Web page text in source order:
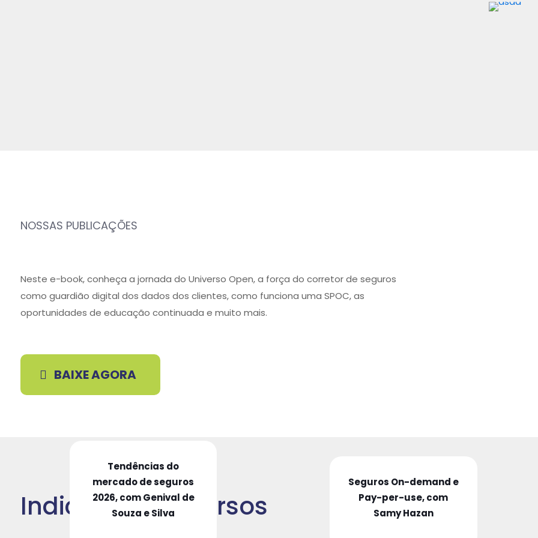
NOSSAS PUBLICAÇÕES
Neste e-book, conheça a jornada do Universo Open, a força do corretor de seguros
como guardião digital dos dados dos clientes, como funciona uma SPOC, as
oportunidades de educação continuada e muito mais.
BAIXE AGORA
Indicação de Cursos
Tendências do
mercado de seguros
2026, com Genival de
Souza e Silva
Seguros On-demand e
Pay-per-use, com
Samy Hazan